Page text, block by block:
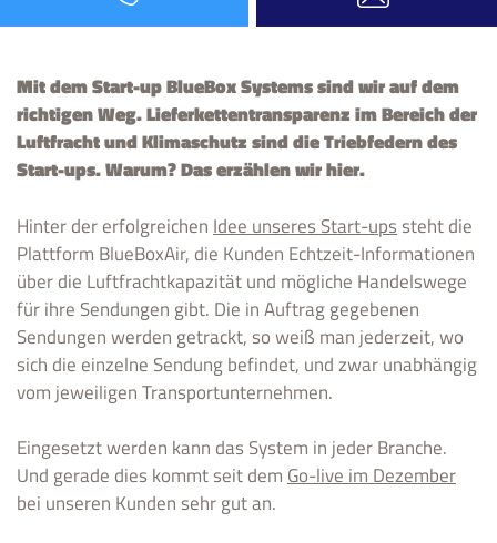
Mit dem Start-up BlueBox Systems sind wir auf dem
richtigen Weg. Lieferkettentransparenz im Bereich der
Luftfracht und Klimaschutz sind die Triebfedern des
Start-ups. Warum? Das erzählen wir hier.
Hinter der erfolgreichen Idee unseres Start-upssteht die
Plattform BlueBoxAir, die Kunden Echtzeit-Informationen
über die Luftfrachtkapazität und mögliche Handelswege
für ihre Sendungen gibt. Die in Auftrag gegebenen
Sendungen werden getrackt, so weiß man jederzeit, wo
sich die einzelne Sendung befindet, und zwar unabhängig
vom jeweiligen Transportunternehmen.
Eingesetzt werden kann das System in jeder Branche.
Und gerade dies kommt seit demGo-live im Dezember
bei unseren Kunden sehr gut an.